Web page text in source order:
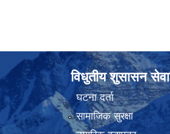
विधुतीय शुसासन सेवा
घटना दर्ता
सामाजिक सुरक्षा